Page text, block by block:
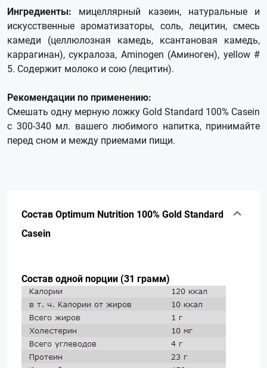
Ингредиенты: мицеллярный казеин, натуральные и
искусственные ароматизаторы, соль, лецитин, смесь
камеди (целлюлозная камедь, ксантановая камедь,
каррагинан), сукралоза, Aminogen (Аминоген), yellow #
5. Содержит молоко и сою (лецитин).
Рекомендации по применению:
Смешать одну мерную ложку Gold Standard 100% Casein
с 300-340 мл. вашего любимого напитка, принимайте
перед сном и между приемами пищи.
Состав Optimum Nutrition 100% Gold Standard
Casein
Состав одной порции (31 грамм)